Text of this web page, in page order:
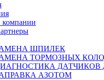
ШПИЛЕК
ТОРМОЗНЫХ
ДАТЧИКОВ
АЗОТОМ